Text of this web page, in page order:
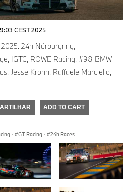
CEST 2025
24h Nürburgring,
IGTC, ROWE Racing, #98 BMW
Jesse Krohn, Raffaele Marciello,
ADD TO CART
· GT Racing · 24h Races